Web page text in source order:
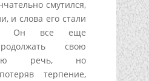
смутился,
и слова его стали
Он все еще
свою
речь, но
терпение,